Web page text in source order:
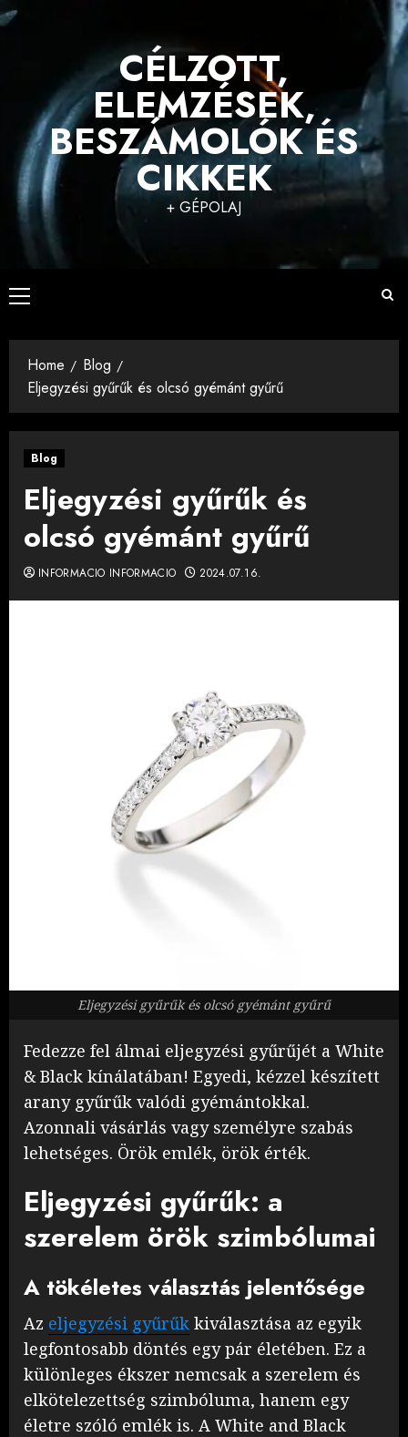
Skip
CÉLZOTT,
ELEMZÉSEK,
BESZÁMOLÓK ÉS
CIKKEK
+ GÉPOLAJ
Primary
Home
Blog
Eljegyzési gyűrűk és olcsó gyémánt gyűrű
Blog
Eljegyzési gyűrűk és
olcsó gyémánt gyűrű
INFORMACIO INFORMACIO 2024.07.16.
Eljegyzési gyűrűk és olcsó gyémánt gyűrű
Fedezze fel álmai eljegyzési gyűrűjét a White
& Black kínálatában! Egyedi, kézzel készített
arany gyűrűk valódi gyémántokkal.
Azonnali vásárlás vagy személyre szabás
lehetséges. Örök emlék, örök érték.
Eljegyzési gyűrűk: a
szerelem örök szimbólumai
A tökéletes választás jelentősége
Az eljegyzési gyűrűk kiválasztása az egyik
legfontosabb döntés egy pár életében. Ez a
különleges ékszer nemcsak a szerelem és
elkötelezettség szimbóluma, hanem egy
életre szóló emlék is. A White and Black